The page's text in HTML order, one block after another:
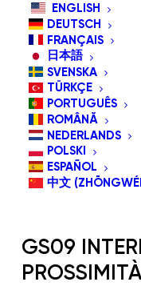
ENGLISH
DEUTSCH
FRANÇAIS
日本語
SVENSKA
TÜRKÇE
PORTUGUÊS
ROMÂNĂ
NEDERLANDS
POLSKI
ESPAÑOL
中文
GS09